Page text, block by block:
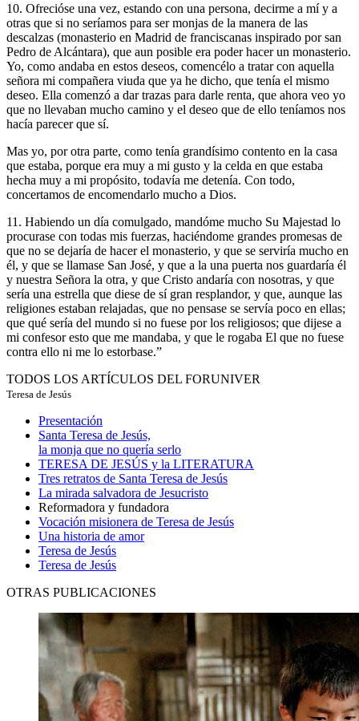
10. Ofrecióse una vez, estando con una persona, decirme a mí y a
otras que si no seríamos para ser monjas de la manera de las
descalzas (monasterio en Madrid de franciscanas inspirado por san
Pedro de Alcántara), que aun posible era poder hacer un monasterio.
Yo, como andaba en estos deseos, comencélo a tratar con aquella
señora mi compañera viuda que ya he dicho, que tenía el mismo
deseo. Ella comenzó a dar trazas para darle renta, que ahora veo yo
que no llevaban mucho camino y el deseo que de ello teníamos nos
hacía parecer que sí.
Mas yo, por otra parte, como tenía grandísimo contento en la casa
que estaba, porque era muy a mi gusto y la celda en que estaba
hecha muy a mi propósito, todavía me detenía. Con todo,
concertamos de encomendarlo mucho a Dios.
11. Habiendo un día comulgado, mandóme mucho Su Majestad lo
procurase con todas mis fuerzas, haciéndome grandes promesas de
que no se dejaría de hacer el monasterio, y que se serviría mucho en
él, y que se llamase San José, y que a la una puerta nos guardaría él
y nuestra Señora la otra, y que Cristo andaría con nosotras, y que
sería una estrella que diese de sí gran resplandor, y que, aunque las
religiones estaban relajadas, que no pensase se servía poco en ellas;
que qué sería del mundo si no fuese por los religiosos; que dijese a
mi confesor esto que me mandaba, y que le rogaba El que no fuese
contra ello ni me lo estorbase.”
TODOS LOS ARTÍCULOS DEL FORUNIVER
Teresa de Jesús
Presentación
Santa Teresa de Jesús,
la monja que no quería serlo
TERESA DE JESÚS y la LITERATURA
Tres retratos de Santa Teresa de Jesús
La mirada salvadora de Jesucristo
Reformadora y fundadora
Vocación misionera de Teresa de Jesús
Una historia de amor
Teresa de Jesús
Teresa de Jesús
OTRAS PUBLICACIONES